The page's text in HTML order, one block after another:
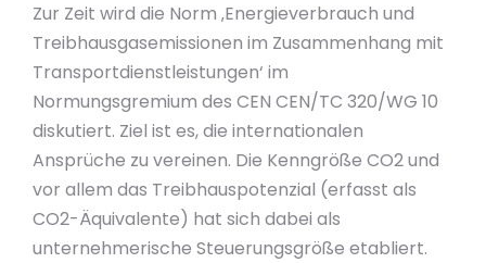
Zur Zeit wird die Norm ‚Energieverbrauch und
Treibhausgasemissionen im Zusammenhang mit
Transportdienstleistungen‘ im
Normungsgremium des CEN CEN/TC 320/WG 10
diskutiert. Ziel ist es, die internationalen
Ansprüche zu vereinen. Die Kenngröße CO2 und
vor allem das Treibhauspotenzial (erfasst als
CO2-Äquivalente) hat sich dabei als
unternehmerische Steuerungsgröße etabliert.